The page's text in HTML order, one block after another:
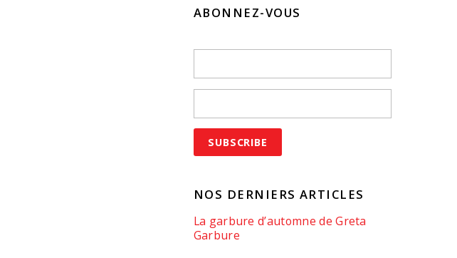
ABONNEZ-VOUS
NOS DERNIERS ARTICLES
La garbure d’automne de Greta
Garbure